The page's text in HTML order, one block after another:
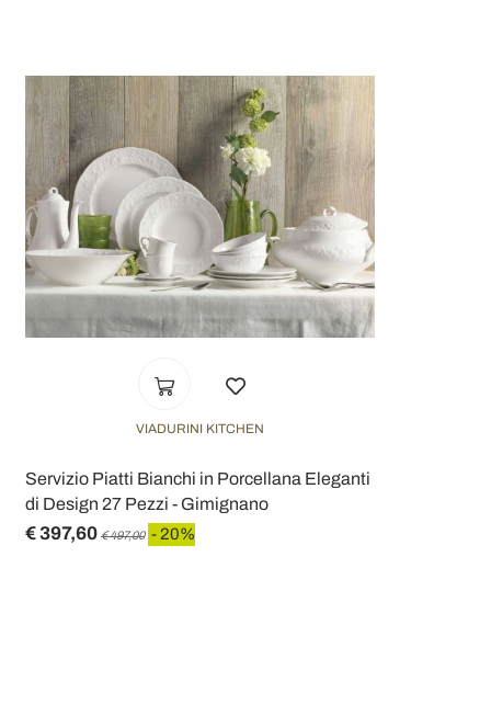
VIADURINI KITCHEN
Servizio Piatti Bianchi in Porcellana Eleganti
di Design 27 Pezzi - Gimignano
€ 397,60 € 497,00 - 20%